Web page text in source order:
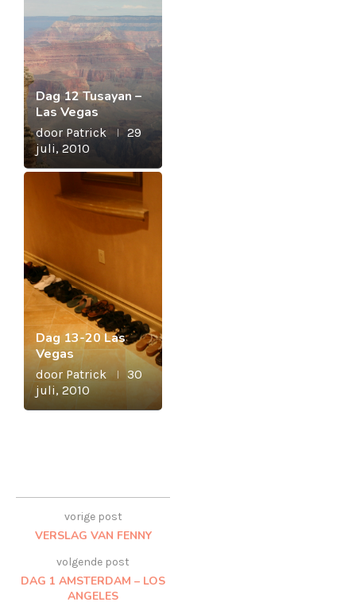
Dag 12 Tusayan –
Las Vegas
door Patrick
29
juli, 2010
Dag 13-20 Las
Vegas
door Patrick
30
juli, 2010
vorige post
VERSLAG VAN FENNY
volgende post
DAG 1 AMSTERDAM – LOS
ANGELES